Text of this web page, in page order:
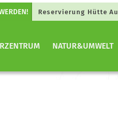
Reservierung Hütte Au
NATUR&UMWELT